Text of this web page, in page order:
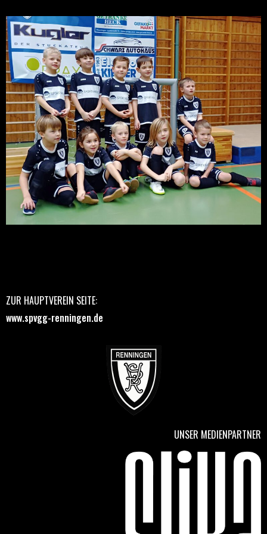
ZUR HAUPTVEREIN SEITE:
www.spvgg-renningen.de
UNSER MEDIENPARTNER